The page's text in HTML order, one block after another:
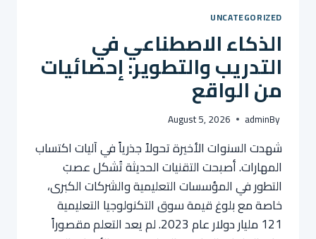
العملاءUNCATEGORIZED
الذكاء الاصطناعي في
التدريب والتطوير: إحصائيات
من الواقع
By
admin
August 5, 2026
شهدت السنوات الأخيرة تحولاً جذرياً في آليات اكتساب
المهارات. أصبحت التقنيات الحديثة تُشكل عصبَ
التطور في المؤسسات التعليمية والشركات الكبرى،
خاصة مع بلوغ قيمة سوق التكنولوجيا التعليمية
121 مليار دولار عام 2023. لم يعد التعلم مقصوراً